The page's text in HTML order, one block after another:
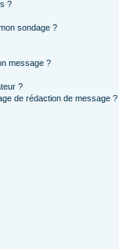
?
sondage ?
message ?
?
de rédaction de message ?